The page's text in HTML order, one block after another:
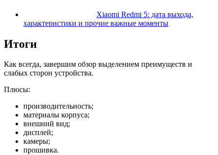
Xiaomi Redmi 5: дата выхода,
характеристики и прочие важные моменты
Итоги
Как всегда, завершим обзор выделением преимуществ и
слабых сторон устройства.
Плюсы:
производительность;
материалы корпуса;
внешний вид;
дисплей;
камеры;
прошивка.